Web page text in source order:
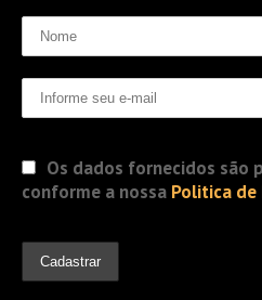
Os dados fornecidos são
conforme a nossa Politica de